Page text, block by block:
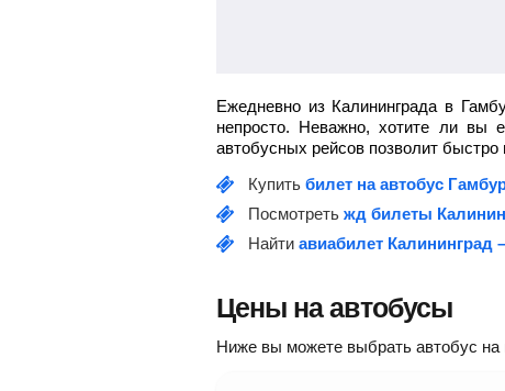
Ежедневно из Калининграда в
непросто. Неважно, хотите ли вы
автобусных рейсов позволит быстро
Купить билет на автобус
Посмотреть жд билеты
Найти авиабилет Калининград
Цены на автобусы
Ниже вы можете выбрать автобус на